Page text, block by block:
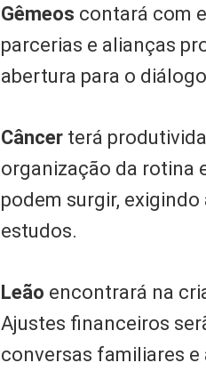
Gêmeos contará com
parcerias e alianças
abertura para o
Câncer terá
organização da rotina
podem surgir,
estudos.
Leão encontrará na
Ajustes financeiros
conversas familiares e